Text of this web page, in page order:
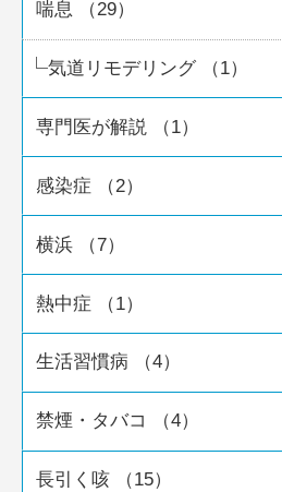
喘息 （29）
気道リモデリング （1）
専門医が解説 （1）
感染症 （2）
横浜 （7）
熱中症 （1）
生活習慣病 （4）
禁煙・タバコ （4）
長引く咳 （15）